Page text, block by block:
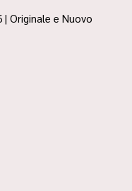
| Originale e Nuovo